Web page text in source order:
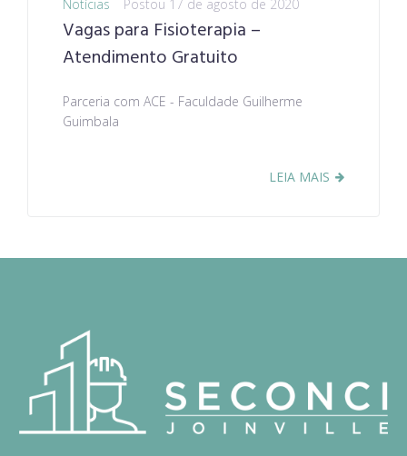
Notícias Postou 17 de agosto de 2020
Vagas para Fisioterapia –
Atendimento Gratuito
Parceria com ACE - Faculdade Guilherme
Guimbala
LEIA MAIS